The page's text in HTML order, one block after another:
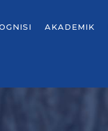
AKADEMIK